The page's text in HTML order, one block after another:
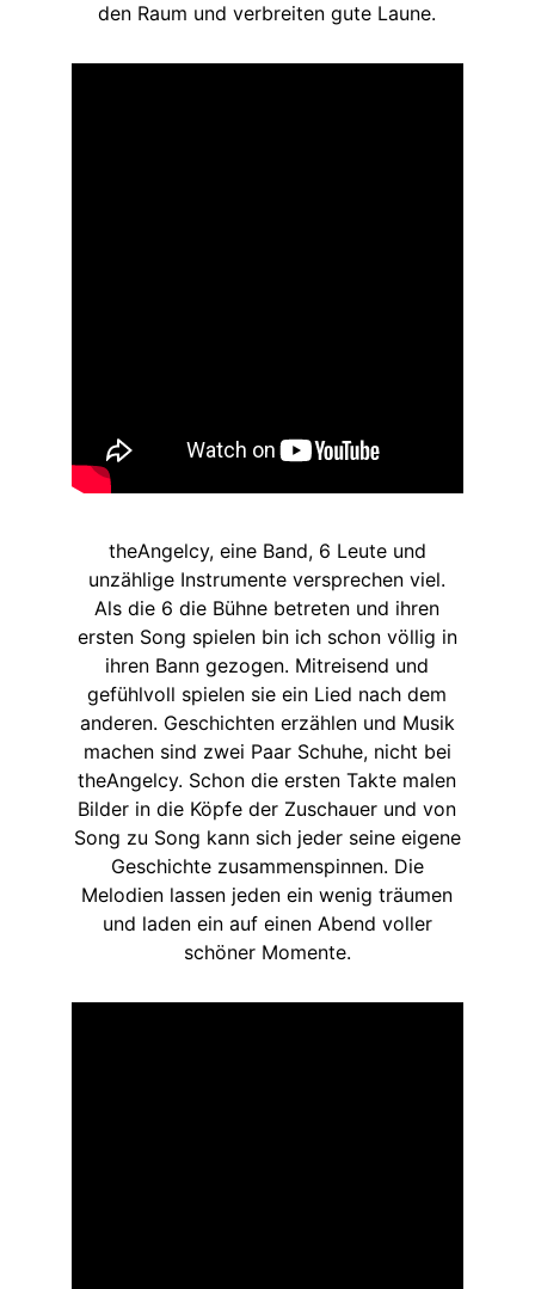
den Raum und verbreiten gute Laune.
theAngelcy, eine Band, 6 Leute und
unzählige Instrumente versprechen viel.
Als die 6 die Bühne betreten und ihren
ersten Song spielen bin ich schon völlig in
ihren Bann gezogen. Mitreisend und
gefühlvoll spielen sie ein Lied nach dem
anderen. Geschichten erzählen und Musik
machen sind zwei Paar Schuhe, nicht bei
theAngelcy. Schon die ersten Takte malen
Bilder in die Köpfe der Zuschauer und von
Song zu Song kann sich jeder seine eigene
Geschichte zusammenspinnen. Die
Melodien lassen jeden ein wenig träumen
und laden ein auf einen Abend voller
schöner Momente.